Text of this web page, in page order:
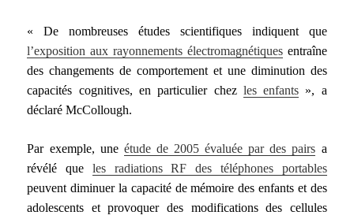
« De nombreuses études scientifiques indiquent que
l’exposition aux rayonnements électromagnétiquesentraîne
des changements de comportement et une diminution des
capacités cognitives, en particulier chez les enfants », a
déclaré McCollough.
Par exemple, une étude de 2005 évaluée par des pairs a
révélé que les radiations RF des téléphones portables
peuvent diminuer la capacité de mémoire des enfants et des
adolescents et provoquer des modifications des cellules